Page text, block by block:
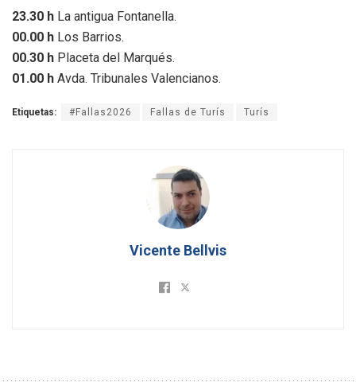
23.30 h La antigua Fontanella.
00.00 h Los Barrios.
00.30 h Placeta del Marqués.
01.00 h Avda. Tribunales Valencianos.
Etiquetas: #Fallas2026 Fallas de Turís Turís
Vicente Bellvis